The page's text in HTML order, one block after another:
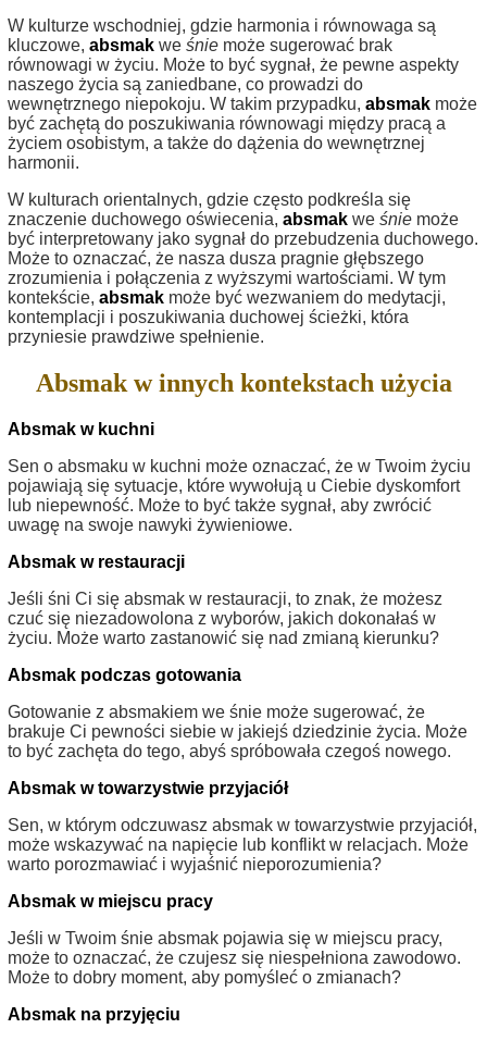
W kulturze wschodniej, gdzie harmonia i równowaga są
kluczowe, absmak we śnie może sugerować brak
równowagi w życiu. Może to być sygnał, że pewne aspekty
naszego życia są zaniedbane, co prowadzi do
wewnętrznego niepokoju. W takim przypadku, absmak może
być zachętą do poszukiwania równowagi między pracą a
życiem osobistym, a także do dążenia do wewnętrznej
harmonii.
W kulturach orientalnych, gdzie często podkreśla się
znaczenie duchowego oświecenia, absmak we śnie może
być interpretowany jako sygnał do przebudzenia duchowego.
Może to oznaczać, że nasza dusza pragnie głębszego
zrozumienia i połączenia z wyższymi wartościami. W tym
kontekście, absmak może być wezwaniem do medytacji,
kontemplacji i poszukiwania duchowej ścieżki, która
przyniesie prawdziwe spełnienie.
Absmak w innych kontekstach użycia
Absmak w kuchni
Sen o absmaku w kuchni może oznaczać, że w Twoim życiu
pojawiają się sytuacje, które wywołują u Ciebie dyskomfort
lub niepewność. Może to być także sygnał, aby zwrócić
uwagę na swoje nawyki żywieniowe.
Absmak w restauracji
Jeśli śni Ci się absmak w restauracji, to znak, że możesz
czuć się niezadowolona z wyborów, jakich dokonałaś w
życiu. Może warto zastanowić się nad zmianą kierunku?
Absmak podczas gotowania
Gotowanie z absmakiem we śnie może sugerować, że
brakuje Ci pewności siebie w jakiejś dziedzinie życia. Może
to być zachęta do tego, abyś spróbowała czegoś nowego.
Absmak w towarzystwie przyjaciół
Sen, w którym odczuwasz absmak w towarzystwie przyjaciół,
może wskazywać na napięcie lub konflikt w relacjach. Może
warto porozmawiać i wyjaśnić nieporozumienia?
Absmak w miejscu pracy
Jeśli w Twoim śnie absmak pojawia się w miejscu pracy,
może to oznaczać, że czujesz się niespełniona zawodowo.
Może to dobry moment, aby pomyśleć o zmianach?
Absmak na przyjęciu